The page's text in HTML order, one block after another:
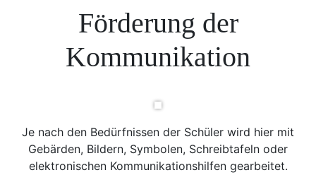
Förderung der
Kommunikation
Je nach den Bedürfnissen der Schüler wird hier mit
Gebärden, Bildern, Symbolen, Schreibtafeln oder
elektronischen Kommunikationshilfen gearbeitet.